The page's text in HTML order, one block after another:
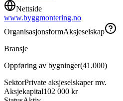
Nettside
www.byggmontering.no
OrganisasjonsformAksjeselskap
Bransje
Oppføring av bygninger(41.000)
SektorPrivate aksjeselskaper mv.
Aksjekapital102 000 kr